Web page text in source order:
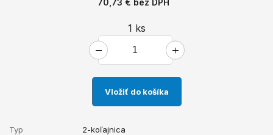
1 ks
Vložiť do košíka
Typ
2-koľajnica